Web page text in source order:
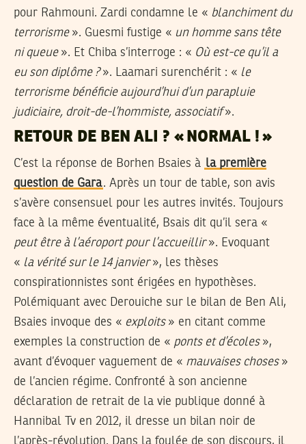
pour Rahmouni. Zardi condamne le « blanchiment du
terrorisme». Guesmi fustige « un homme sans tête
ni queue». Et Chiba s’interroge : « Où est-ce qu’il a
eu son diplôme ?». Laamari surenchérit : « le
terrorisme bénéficie aujourd’hui d’un parapluie
judiciaire, droit-de-l’hommiste, associatif».
RETOUR DE BEN ALI ? « NORMAL ! »
C’est la réponse de Borhen Bsaies à la première
question de Gara. Après un tour de table, son avis
s’avère consensuel pour les autres invités. Toujours
face à la même éventualité, Bsais dit qu’il sera «
peut être à l’aéroport pour l’accueillir». Evoquant
« la vérité sur le 14 janvier», les thèses
conspirationnistes sont érigées en hypothèses.
Polémiquant avec Derouiche sur le bilan de Ben Ali,
Bsaies invoque des « exploits» en citant comme
exemples la construction de « ponts et d’écoles»,
avant d’évoquer vaguement de « mauvaises choses»
de l’ancien régime. Confronté à son ancienne
déclaration de retrait de la vie publique donné à
Hannibal Tv en 2012, il dresse un bilan noir de
l’après-révolution. Dans la foulée de son discours, il